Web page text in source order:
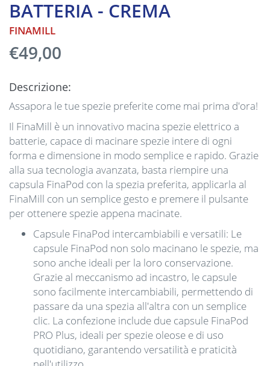
BATTERIA - CREMA
FINAMILL
€49,00
Descrizione:
Assapora le tue spezie preferite come mai prima d'ora!
Il FinaMill è un innovativo macina spezie elettrico a
batterie, capace di macinare spezie intere di ogni
forma e dimensione in modo semplice e rapido. Grazie
alla sua tecnologia avanzata, basta riempire una
capsula FinaPod con la spezia preferita, applicarla al
FinaMill con un semplice gesto e premere il pulsante
per ottenere spezie appena macinate.
Capsule FinaPod intercambiabili e versatili: Le
capsule FinaPod non solo macinano le spezie, ma
sono anche ideali per la loro conservazione.
Grazie al meccanismo ad incastro, le capsule
sono facilmente intercambiabili, permettendo di
passare da una spezia all'altra con un semplice
clic. La confezione include due capsule FinaPod
PRO Plus, ideali per spezie oleose e di uso
quotidiano, garantendo versatilità e praticità